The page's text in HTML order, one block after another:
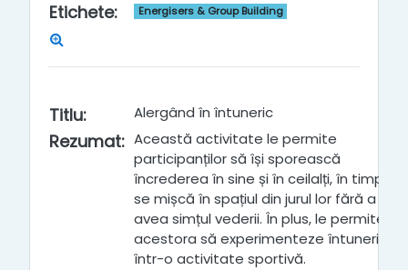
Etichete: Energisers & Group Building
Titlu: Alergând în întuneric
Rezumat: Această activitate le permite
participanților să își sporească
încrederea în sine și în ceilalți, în timp ce
se mișcă în spațiul din jurul lor fără a
avea simțul vederii. În plus, le permite
acestora să experimenteze întunericul
într-o activitate sportivă.